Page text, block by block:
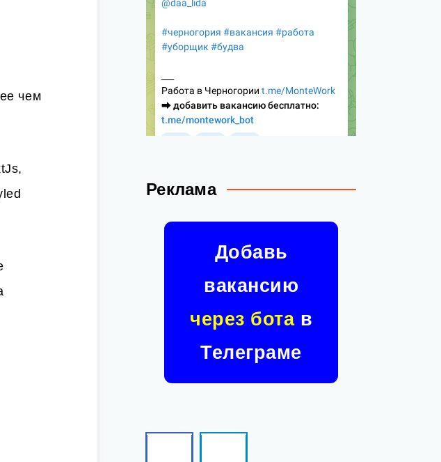
чем
Реклама
Добавь
вакансию
через ботав
Телеграме